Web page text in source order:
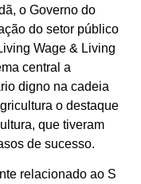
o Governo do
do setor público
Wage & Living
central a
digno na cadeia
o destaque
que tiveram
de sucesso.
relacionado ao S